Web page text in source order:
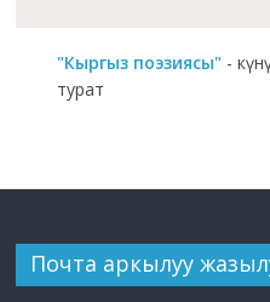
"Кыргыз поэзиясы" -
турат
Почта аркылуу